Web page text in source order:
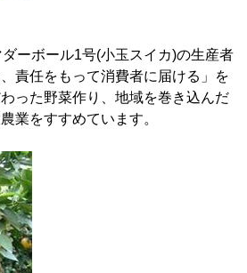
ーボール1号(小玉スイカ)の生産者
責任をもって消費者に届ける」を
った野菜作り、地域を巻き込んだ
業をすすめています。